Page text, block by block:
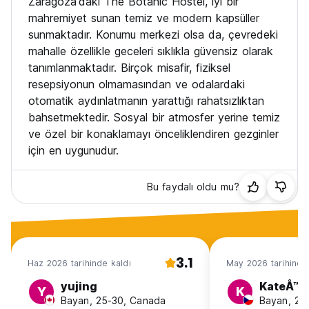
mahremiyet sunan temiz ve modern kapsüller
sunmaktadır. Konumu merkezi olsa da, çevredeki
mahalle özellikle geceleri sıklıkla güvensiz olarak
tanımlanmaktadır. Birçok misafir, fiziksel
resepsiyonun olmamasından ve odalardaki
otomatik aydınlatmanın yarattığı rahatsızlıktan
bahsetmektedir. Sosyal bir atmosfer yerine temiz
ve özel bir konaklamayı önceliklendiren gezginler
için en uygunudur.
Bu faydalı oldu mu?
Haz 2026 tarihinde kaldı 3.1
Y yujing
Bayan, 25-30, Canada
May 2026 tarihinde
K